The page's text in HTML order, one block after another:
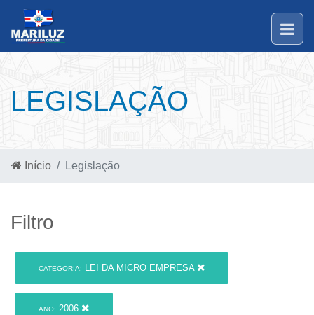
LEGISLAÇÃO
Início Legislação
Filtro
CATEGORIA: LEI DA MICRO EMPRESA
ANO: 2006